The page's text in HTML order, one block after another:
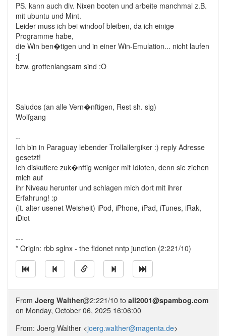
PS. kann auch div. Nixen booten und arbeite manchmal z.B.
mit ubuntu und Mint.
Leider muss ich bei windoof bleiben, da ich einige
Programme habe,
die Win ben�tigen und in einer Win-Emulation... nicht laufen
:[
bzw. grottenlangsam sind :O
Saludos (an alle Vern�nftigen, Rest sh. sig)
Wolfgang
--
Ich bin in Paraguay lebender Trollallergiker :) reply Adresse
gesetzt!
Ich diskutiere zuk�nftig weniger mit Idioten, denn sie ziehen
mich auf
ihr Niveau herunter und schlagen mich dort mit ihrer
Erfahrung! :p
(lt. alter usenet Weisheit) iPod, iPhone, iPad, iTunes, iRak,
iDiot
---
* Origin: rbb sglnx - the fidonet nntp junction (2:221/10)
From Joerg Walther@2:221/10 to all2001@spambog.com
on Monday, October 06, 2025 16:06:00
From: Joerg Walther <joerg.walther@magenta.de>